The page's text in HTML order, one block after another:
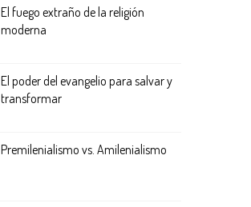
El fuego extraño de la religión
moderna
El poder del evangelio para salvar y
transformar
Premilenialismo vs. Amilenialismo